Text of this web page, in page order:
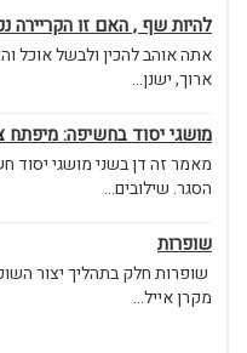
להיות שף , האם זו הקריירה
אתה אוהב להכין ולבשל אוכל
ארוך, ישנן...
מושגי יסוד בחשיפה: מיפתח
מאמר זה דן בשני מושגי יסוד
הסגר. שילובים...
שופרות
שופרות חלק בתהליך יצור
מקרן אייל...